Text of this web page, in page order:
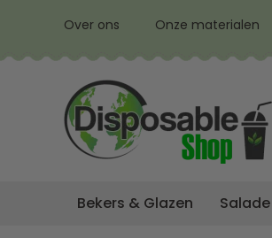
Over ons Onze materialen
Bekers & Glazen